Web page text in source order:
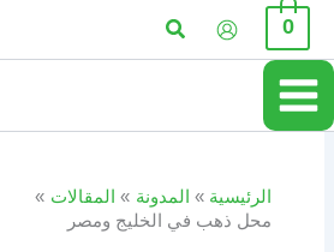
تخطي
المحتوى
0 البحث
الرئيسية المدونة
المقالات
محل ذهب في الخليج ومصر